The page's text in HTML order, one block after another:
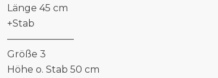
Länge 45 cm
+Stab
———————
Größe 3
Höhe o. Stab 50 cm